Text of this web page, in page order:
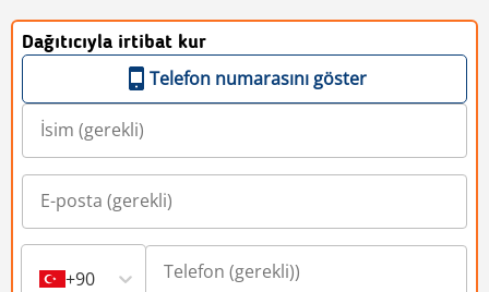
Dağıtıcıyla irtibat kur
Telefon numarasını göster
+90